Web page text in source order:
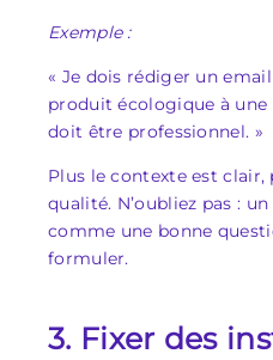
Exemple :
« Je dois rédiger un
produit écologique à une
doit être professionnel. »
Plus le contexte est clair,
qualité. N’oubliez pas :
comme une bonne
formuler.
3. Fixer des